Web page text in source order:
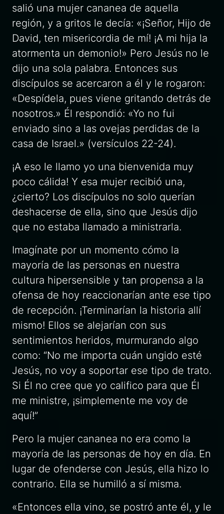
salió una mujer cananea de aquella
región, y a gritos le decía: «¡Señor, Hijo de
David, ten misericordia de mí! ¡A mi hija la
atormenta un demonio!» Pero Jesús no le
dijo una sola palabra. Entonces sus
discípulos se acercaron a él y le rogaron:
«Despídela, pues viene gritando detrás de
nosotros.» Él respondió: «Yo no fui
enviado sino a las ovejas perdidas de la
casa de Israel.» (versículos 22-24).
¡A eso le llamo yo una bienvenida muy
poco cálida! Y esa mujer recibió una,
¿cierto? Los discípulos no solo querían
deshacerse de ella, sino que Jesús dijo
que no estaba llamado a ministrarla.
Imagínate por un momento cómo la
mayoría de las personas en nuestra
cultura hipersensible y tan propensa a la
ofensa de hoy reaccionarían ante ese tipo
de recepción. ¡Terminarían la historia allí
mismo! Ellos se alejarían con sus
sentimientos heridos, murmurando algo
como: “No me importa cuán ungido esté
Jesús, no voy a soportar ese tipo de trato.
Si Él no cree que yo califico para que Él
me ministre, ¡simplemente me voy de
aquí!”
Pero la mujer cananea no era como la
mayoría de las personas de hoy en día. En
lugar de ofenderse con Jesús, ella hizo lo
contrario. Ella se humilló a sí misma.
«Entonces ella vino, se postró ante él, y le